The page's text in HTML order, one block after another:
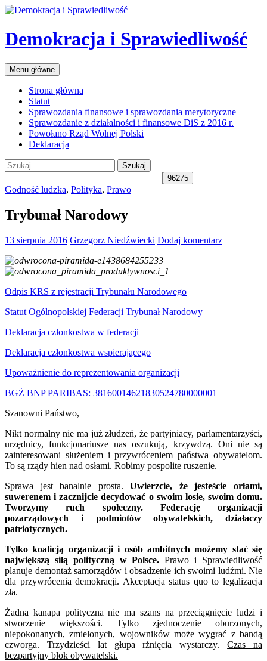
Przejdź
treści
Demokracja i Sprawiedliwość
Szukaj
Menu główne
Strona główna
Statut
Sprawozdania finansowe i sprawozdania merytoryczne
Sprawozdanie z działalności i finansowe DiS z 2016 r.
Powołano Rząd Wolnej Polski
Deklaracja
Szukaj:
Godność ludzka, Polityka, Prawo
Trybunał Narodowy
13 sierpnia 2016 Grzegorz Niedźwiecki Dodaj komentarz
Odpis KRS z rejestracji Trybunału Narodowego
Statut Ogólnopolskiej Federacji Trybunał Narodowy
Deklaracja członkostwa w federacji
Deklaracja członkostwa wspierającego
Upoważnienie do reprezentowania organizacji
BGŻ BNP PARIBAS: 38160014621830524780000001
Szanowni Państwo,
Nikt normalny nie ma już złudzeń, że partyjniacy, parlamentarzyści,
urzędnicy, funkcjonariusze nas oszukują, krzywdzą. Oni nie są
zainteresowani służeniem i przywróceniem państwa obywatelom.
To są rządy hien nad osłami. Robimy pospolite ruszenie.
Sprawa jest banalnie prosta.Uwierzcie, że jesteście orłami,
suwerenem i zacznijcie decydować o swoim losie, swoim domu.
Tworzymy ruch społeczny. Federację organizacji
pozarządowych i podmiotów obywatelskich, działaczy
patriotycznych.
Tylko koalicją organizacji i osób ambitnych możemy stać się
największą siłą polityczną w Polsce. Prawo i Sprawiedliwość
planuje demontaż samorządów i obsadzenie ich swoimi ludźmi. Nie
dla przywrócenia demokracji. Akceptacja status quo to legalizacja
zła.
Żadna kanapa polityczna nie ma szans na przeciągnięcie ludzi i
stworzenie większości. Tylko zjednoczenie oburzonych,
niepokonanych, zmielonych, wojowników może wygrać z bandą
czworga. Trzydzieści lat głupa rżnięcia wystarczy.Czas na
bezpartyjny blok obywatelski.